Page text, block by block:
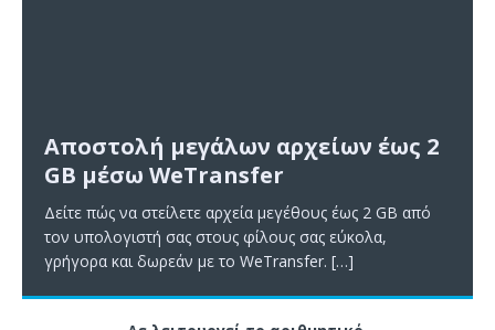
Αποστολή μεγάλων αρχείων έως 2
GB μέσω WeTransfer
Δείτε πώς να στείλετε αρχεία μεγέθους έως 2 GB από
τον υπολογιστή σας στους φίλους σας εύκολα,
γρήγορα και δωρεάν με το WeTransfer. […]